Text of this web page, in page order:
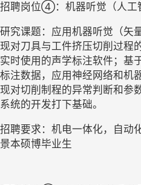
招聘岗位④：机器听觉（人
研究课题：应用机器听觉（矢
现对刀具与工件挤压切削过程
实时使用的声学标注软件；基
标注数据，应用神经网络和机
现对切削制程的异常判断和参
系统的开发打下基础。
招聘要求：机电一体化，自动
景本硕博毕业生